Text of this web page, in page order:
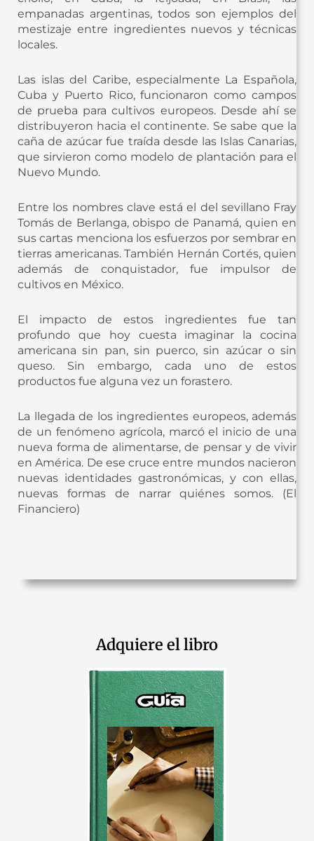
empanadas argentinas, todos son ejemplos del
mestizaje entre ingredientes nuevos y técnicas
locales.
Las islas del Caribe, especialmente La Española,
Cuba y Puerto Rico, funcionaron como campos
de prueba para cultivos europeos. Desde ahí se
distribuyeron hacia el continente. Se sabe que la
caña de azúcar fue traída desde las Islas Canarias,
que sirvieron como modelo de plantación para el
Nuevo Mundo.
Entre los nombres clave está el del sevillano Fray
Tomás de Berlanga, obispo de Panamá, quien en
sus cartas menciona los esfuerzos por sembrar en
tierras americanas. También Hernán Cortés, quien
además de conquistador, fue impulsor de
cultivos en México.
El impacto de estos ingredientes fue tan
profundo que hoy cuesta imaginar la cocina
americana sin pan, sin puerco, sin azúcar o sin
queso. Sin embargo, cada uno de estos
productos fue alguna vez un forastero.
La llegada de los ingredientes europeos, además
de un fenómeno agrícola, marcó el inicio de una
nueva forma de alimentarse, de pensar y de vivir
en América. De ese cruce entre mundos nacieron
nuevas identidades gastronómicas, y con ellas,
nuevas formas de narrar quiénes somos. (El
Financiero)
Adquiere el libro